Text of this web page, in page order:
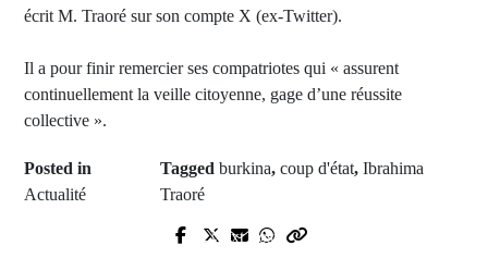
écrit M. Traoré sur son compte X (ex-Twitter).
Il a pour finir remercier ses compatriotes qui « assurent
continuellement la veille citoyenne, gage d’une réussite
collective ».
Posted in
Actualité
Taggedburkina,coup d'état,Ibrahima
Traoré
Le prix "The man of peace"
Next Post